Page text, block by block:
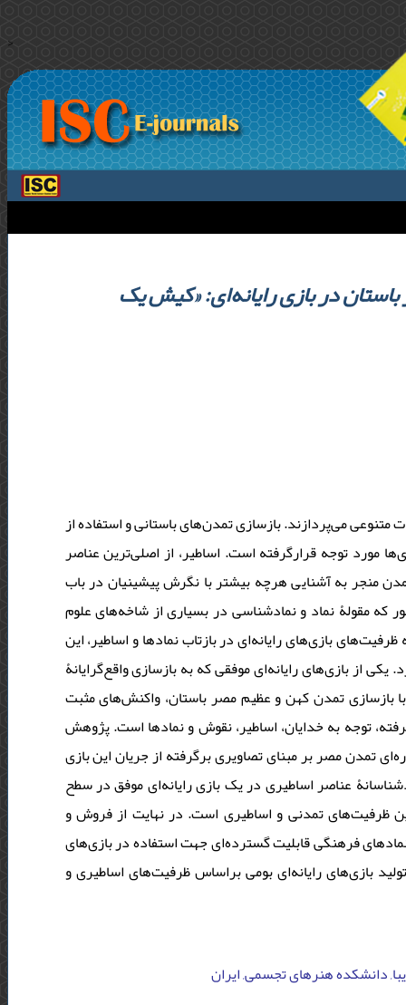
>
در بازی رایانه‌ای: «کیش یک
متنوعی می‌پردازند. بازسازی تمدن‌های باستانی و استفاده از
مورد توجه قرارگرفته است. اساطیر، از اصلی‌ترین عناصر
منجر به آشنایی هرچه بیشتر با نگرش پیشینیان در باب
مقولۀ نماد و نمادشناسی در بسیاری از شاخه‌های علوم
بازی‌های رایانه‌ای در بازتاب نمادها و اساطیر، این
از بازی‌های رایانه‌ای موفقی که به بازسازی واقع‌گرایانۀ
بازسازی تمدن کهن و عظیم مصر باستان، واکنش‌های مثبت
توجه به خدایان، اساطیر، نقوش و نمادها است. پژوهش
تمدن مصر بر مبنای تصاویری برگرفته از جریان این بازی
عناصر اساطیری در یک بازی رایانه‌ای موفق در سطح
ظرفیت‌‌های تمدنی و اساطیری است. در نهایت از فروش و
فرهنگی قابلیت گسترده‌ای جهت استفاده در بازی‌های
بازی‌های رایانه‌ای بومی براساس ظرفیت‌های اساطیری و
دانشکده هنرهای تجسمی, ایران